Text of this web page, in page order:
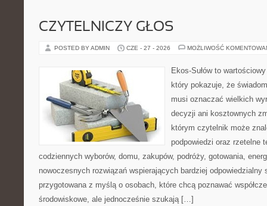
CZYTELNICZY GŁOS
POSTED BY ADMIN CZE - 27 - 2026 MOŻLIWOŚĆ
Ekos-Sułów to
który pokazuje, że
musi oznaczać wielkich
decyzji ani kosztownych
którym czytelnik może
podpowiedzi oraz rzetelne
codziennych wyborów, domu, zakupów, podróży, gotowania,
nowoczesnych rozwiązań wspierających bardziej odpowiedzialny
przygotowana z myślą o osobach, które chcą poznawać
środowiskowe, ale jednocześnie szukają […]